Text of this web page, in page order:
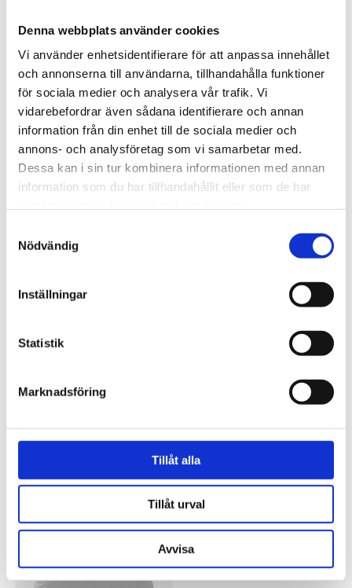
Denna webbplats använder cookies
Vi använder enhetsidentifierare för att anpassa innehållet
och annonserna till användarna, tillhandahålla funktioner
för sociala medier och analysera vår trafik. Vi
vidarebefordrar även sådana identifierare och annan
information från din enhet till de sociala medier och
annons- och analysföretag som vi samarbetar med.
Dessa kan i sin tur kombinera informationen med annan
information som du har tillhandahållit eller som de har
Nödvändig
Inställningar
Statistik
Marknadsföring
Tillåt alla
Tillåt urval
Avvisa
BESKRIVNING
RECENSIONER
OM CHAMOIS
PRODUKTBLAD
VISA ALLT INOM KUDDFODRAL
SE HELA VARUMÄRKET
Tillhörande produkter